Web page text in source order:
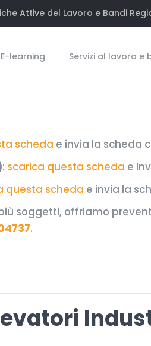
Attive del Lavoro e Bandi
E-learning Servizi al lavoro e
scheda e invia la scheda
: scarica questa scheda e
questa scheda e invia la
soggetti, offriamo
.